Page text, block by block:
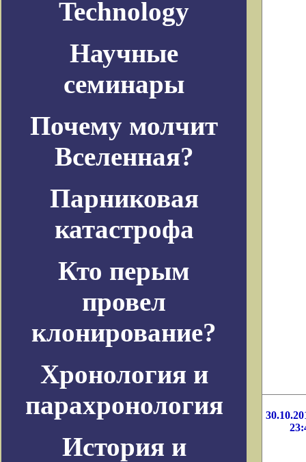
Technology
Научные
семинары
Почему молчит
Вселенная?
Парниковая
катастрофа
Кто перым
провел
клонирование?
Хронология и
парахронология
История и